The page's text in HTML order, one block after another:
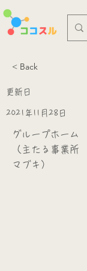
< Back
更新日
2021年11月28日
グループホーム
（主たる事業
マブキ）